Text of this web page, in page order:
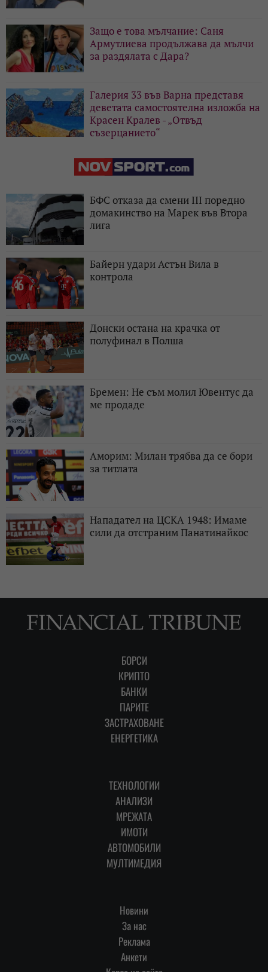
Защо е това мълчание: Саня
Армутлиева продължава да мълчи
за раздялата с Дара?
Галерия 33 във Варна представя
деветата самостоятелна изложба на
Красен Кралев - „Отвъд
съзерцанието“
БФС отказа да смени III поредно
домакинство на Марек във Втора
лига
Байерн удари Астън Вила в
контрола
Донски остана на крачка от
полуфинал в Полша
Бремен: Не съм молил Ювентус да
ме продаде
Аморим: Милан трябва да се бори
за титлата
Нападател на ЦСКА 1948: Имаме
сили да отстраним Панатинайкос
БОРСИ
КРИПТО
БАНКИ
ПАРИТЕ
ЗАСТРАХОВАНЕ
ЕНЕРГЕТИКА
ТЕХНОЛОГИИ
АНАЛИЗИ
МРЕЖАТА
ИМОТИ
АВТОМОБИЛИ
МУЛТИМЕДИЯ
Новини
За нас
Реклама
Анкети